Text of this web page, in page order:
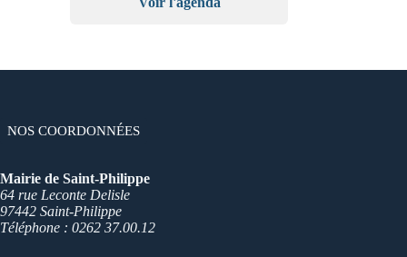
NOS COORDONNÉES
Mairie de Saint-Philippe
64 rue Leconte Delisle
97442 Saint-Philippe
Téléphone : 0262 37.00.12